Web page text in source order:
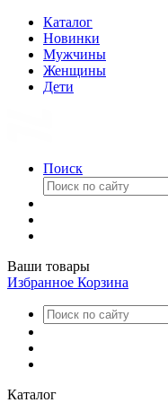
Каталог
Новинки
Мужчины
Женщины
Дети
Поиск
Ваши товары
Избранное Корзина
Каталог